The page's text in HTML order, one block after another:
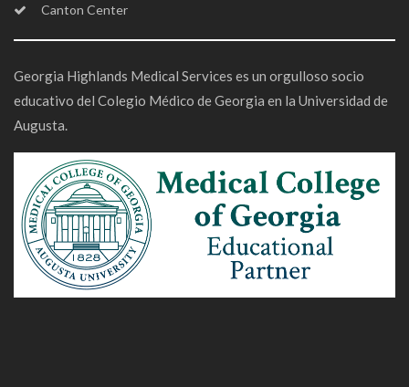
Canton Center
Georgia Highlands Medical Services es un orgulloso socio
educativo del Colegio Médico de Georgia en la Universidad de
Augusta.